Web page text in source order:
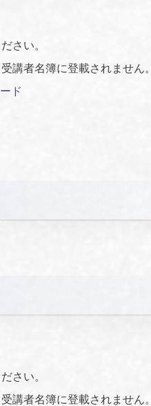
さい。
講者名簿に登載されません。
ド
さい。
講者名簿に登載されません。